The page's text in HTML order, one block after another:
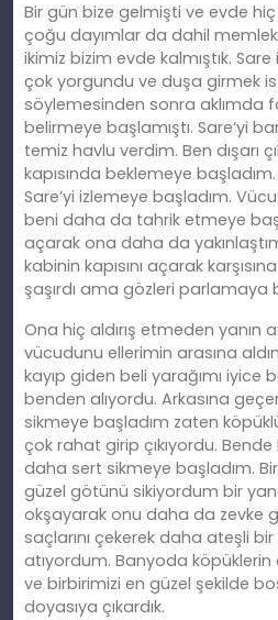
Bir gün bize gelmişti ve evde
çoğu dayımlar da dahil
ikimiz bizim evde kalmıştık.
çok yorgundu ve duşa girmek
söylemesinden sonra aklımda
belirmeye başlamıştı. Sare’yi
temiz havlu verdim. Ben dışarı
kapısında beklemeye
Sare’yi izlemeye başladım.
beni daha da tahrik etmeye
açarak ona daha da
kabinin kapısını açarak
şaşırdı ama gözleri parlamaya
Ona hiç aldırış etmeden yanın
vücudunu ellerimin arasına
kayıp giden beli yarağımı iyice
benden alıyordu. Arkasına
sikmeye başladım zaten
çok rahat girip çıkıyordu.
daha sert sikmeye başladım.
güzel götünü sikiyordum bir
okşayarak onu daha da zevke
saçlarını çekerek daha ateşli
atıyordum. Banyoda köpüklerin
ve birbirimizi en güzel şekilde
doyasıya çıkardık.